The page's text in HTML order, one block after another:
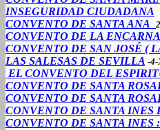
INSEGURIDAD CIUDADANA
CONVENTO DE SANTA ANA
CONVENTO DE LA
CONVENTO DE SAN JOSÉ (
LAS SALESAS DE SEVILLA -4-
EL CONVENTO DEL
CONVENTO DE SANTA
CONVENTO DE SANTA
CONVENTO DE SANTA INES
CONVENTO DE SANTA INES